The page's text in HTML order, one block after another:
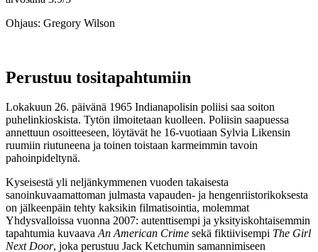
Ohjaus: Gregory Wilson
Perustuu tositapahtumiin
Lokakuun 26. päivänä 1965 Indianapolisin poliisi saa soiton
puhelinkioskista. Tytön ilmoitetaan kuolleen. Poliisin saapuessa
annettuun osoitteeseen, löytävät he 16‑vuotiaan Sylvia Likensin
ruumiin riutuneena ja toinen toistaan karmeimmin tavoin
pahoinpideltynä.
Kyseisestä yli neljänkymmenen vuoden takaisesta
sanoinkuvaamattoman julmasta vapauden‑ ja hengenriistorikoksesta
on jälkeenpäin tehty kaksikin filmatisointia, molemmat
Yhdysvalloissa vuonna 2007: autenttisempi ja yksityiskohtaisemmin
tapahtumia kuvaavaAn American Crime sekä fiktiivisempi The Girl
Next Door, joka perustuu Jack Ketchumin samannimiseen